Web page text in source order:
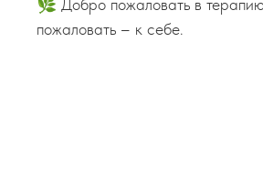
🌿 Добро пожаловать в
пожаловать – к себе.